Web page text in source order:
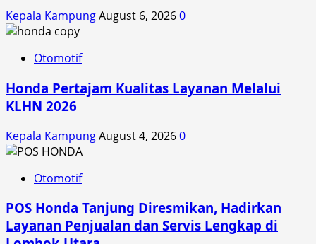
Kepala KampungAugust 6, 20260
Otomotif
Honda Pertajam Kualitas Layanan Melalui
KLHN 2026
Kepala KampungAugust 4, 20260
Otomotif
POS Honda Tanjung Diresmikan, Hadirkan
Layanan Penjualan dan Servis Lengkap di